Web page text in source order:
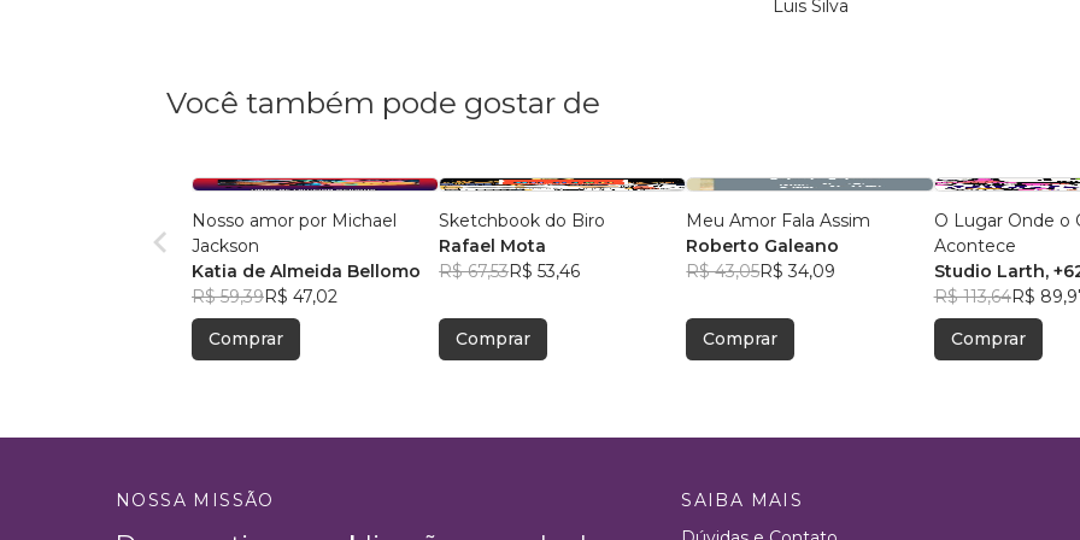
Luis Silva
Você também pode gostar de
Nosso amor por Michael
Jackson
Katia de Almeida Bellomo
R$ 59,39R$ 47,02
Comprar
Sketchbook do Biro
Rafael Mota
R$ 67,53R$ 53,46
Comprar
Meu Amor Fala Assim
Roberto Galeano
R$ 43,05R$ 34,09
Comprar
O Lugar Onde o
Acontece
Studio Larth,
R$ 113,64R$
Comprar
NOSSA MISSÃO
SAIBA MAIS